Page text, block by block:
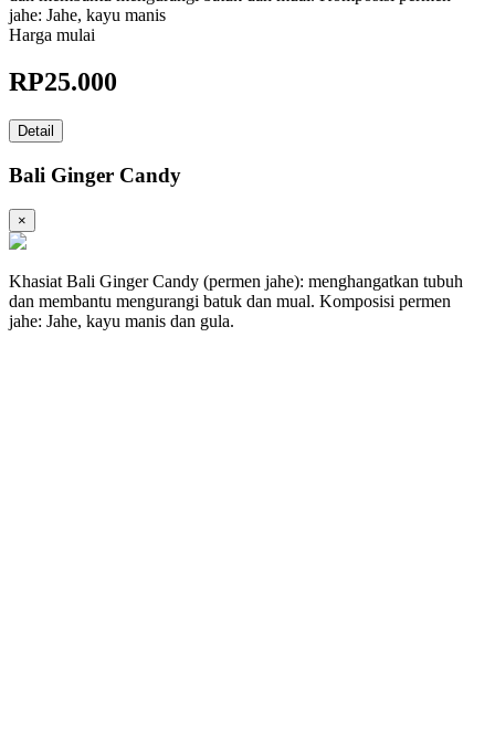
jahe: Jahe, kayu manis
Harga mulai
RP25.000
Detail
Bali Ginger Candy
×
Khasiat Bali Ginger Candy (permen jahe): menghangatkan tubuh
dan membantu mengurangi batuk dan mual. Komposisi permen
jahe: Jahe, kayu manis dan gula.